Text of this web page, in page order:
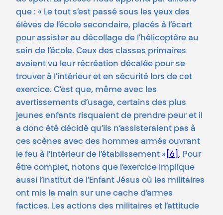
que : « Le tout s’est passé sous les yeux des
élèves de l’école secondaire, placés à l’écart
pour assister au décollage de l’hélicoptère au
sein de l’école. Ceux des classes primaires
avaient vu leur récréation décalée pour se
trouver à l’intérieur et en sécurité lors de cet
exercice. C’est que, même avec les
avertissements d’usage, certains des plus
jeunes enfants risquaient de prendre peur et il
a donc été décidé qu’ils n’assisteraient pas à
ces scènes avec des hommes armés ouvrant
le feu à l’intérieur de l’établissement » [6] . Pour
être complet, notons que l’exercice implique
aussi l’institut de l’Enfant Jésus où les militaires
ont mis la main sur une cache d’armes
factices. Les actions des militaires et l’attitude